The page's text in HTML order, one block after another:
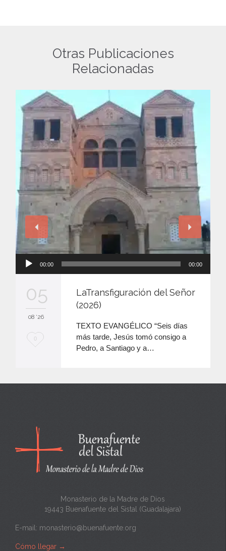
Otras Publicaciones
Relacionadas
00:00 00:00
05
08 '26
M
n
a
0
LaTransfiguración del Señor
(2026)
TEXTO EVANGÉLICO “Seis días
más tarde, Jesús tomó consigo a
Pedro, a Santiago y a…
Monasterio de la Madre de Dios
19443 Buenafuente del Sistal (Guadalajara)
E-mail: monasterio@buenafuente.org
Cómo llegar →